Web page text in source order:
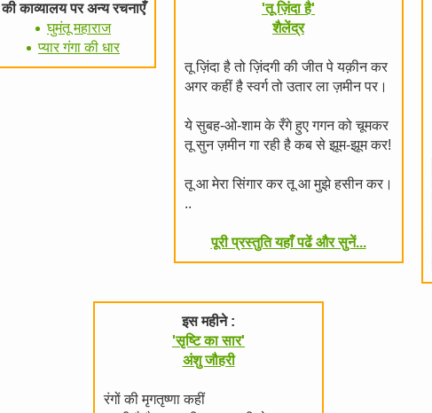
की काव्यालय पर अन्य रचनाएँ
घुमंतू महाराज
प्यार गंगा की धार
'तू ज़िंदा है'
शैलेंद्र
तू ज़िंदा है तो ज़िंदगी की जीत पे यक़ीन कर
अगर कहीं है स्वर्ग तो उतार ला ज़मीन पर।
ये सुबह-ओ-शाम के रँगे हुए गगन को चूमकर
तू सुन ज़मीन गा रही है कब से झूम-झूम कर!
तू आ मेरा सिंगार कर तू आ मुझे हसीन कर।
..
पूरी प्रस्तुति यहाँ पढें और सुनें...
इस महीने :
'सृष्टि का सार'
अंशु जौहरी
रंगों की मृगतृष्णा कहीं